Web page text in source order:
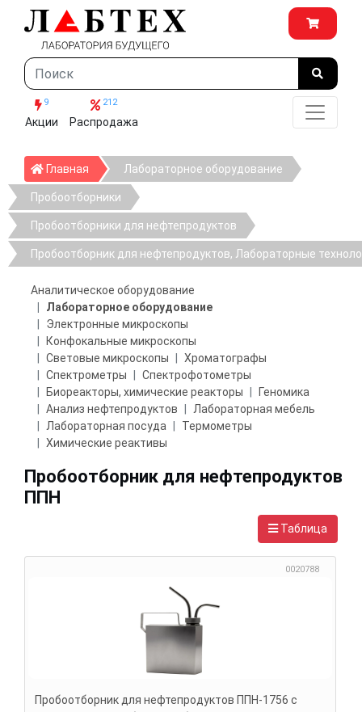
9
Акции
212
Распродажа
Главная ГлавнаяЛабораторное оборудование
Пробоотборники
Пробоотборники для нефтепродуктов
Пробоотборник для нефтепродуктов, Лабораторные
Аналитическое оборудование
Лабораторное оборудование
Электронные микроскопы
Конфокальные микроскопы
Световые микроскопы
Хроматографы
Спектрометры
Спектрофотометры
Биореакторы, химические реакторы
Геномика
Анализ нефтепродуктов
Лабораторная мебель
Лабораторная посуда
Термометры
Химические реактивы
Пробоотборник для нефтепродуктов
ППН
Таблица
0020788
Пробоотборник для нефтепродуктов ППН-1756 с